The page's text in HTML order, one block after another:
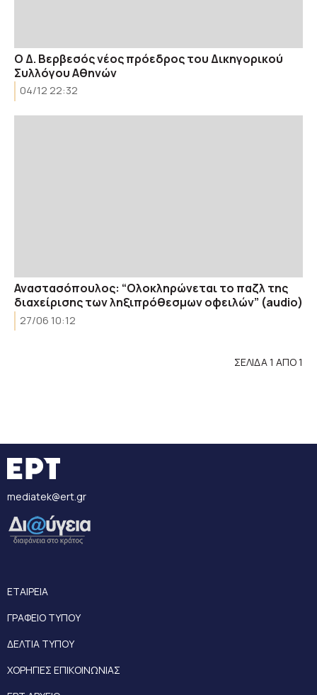
Ο Δ. Βερβεσός νέος πρόεδρος του Δικηγορικού
Συλλόγου Αθηνών
04/12 22:32
Αναστασόπουλος: “Ολοκληρώνεται το παζλ της
διαχείρισης των ληξιπρόθεσμων οφειλών” (audio)
27/06 10:12
ΣΕΛΙΔΑ 1 ΑΠΟ 1
mediatek@ert.gr
ΕΤΑΙΡΕΙΑ
ΓΡΑΦΕΙΟ ΤΥΠΟΥ
ΔΕΛΤΙΑ ΤΥΠΟΥ
ΧΟΡΗΓΙΕΣ ΕΠΙΚΟΙΝΩΝΙΑΣ